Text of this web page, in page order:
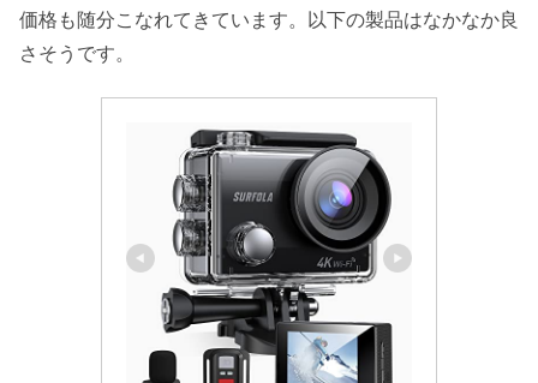
価格も随分こなれてきています。以下の製品はなかなか良
さそうです。